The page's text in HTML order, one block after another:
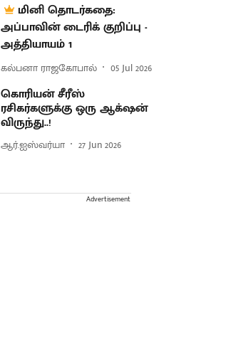
மினி தொடர்கதை:
அப்பாவின் டைரிக் குறிப்பு -
அத்தியாயம் 1
கல்பனா ராஜகோபால் 05 Jul 2026
கொரியன் சீரீஸ்
ரசிகர்களுக்கு ஒரு ஆக்‌ஷன்
விருந்து..!
ஆர்.ஐஸ்வர்யா 27 Jun 2026
Advertisement